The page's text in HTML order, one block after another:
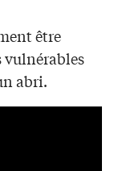
être
vulnérables
abri.